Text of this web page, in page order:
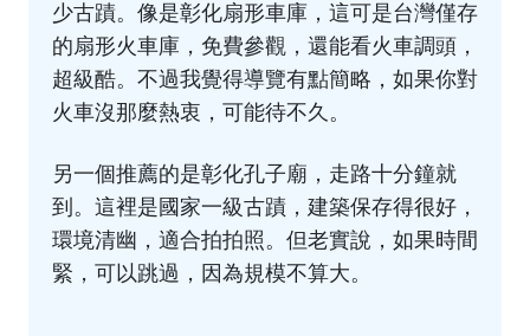
少古蹟。像是彰化扇形車庫，這可是台灣僅存
的扇形火車庫，免費參觀，還能看火車調頭，
超級酷。不過我覺得導覽有點簡略，如果你對
火車沒那麼熱衷，可能待不久。
另一個推薦的是彰化孔子廟，走路十分鐘就
到。這裡是國家一級古蹟，建築保存得很好，
環境清幽，適合拍拍照。但老實說，如果時間
緊，可以跳過，因為規模不算大。